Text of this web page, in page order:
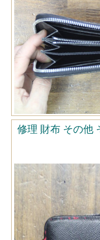
修理 財布 その他